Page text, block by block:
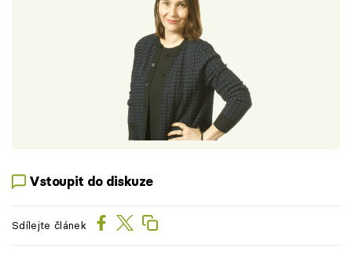
Vstoupit do diskuze
Sdílejte článek